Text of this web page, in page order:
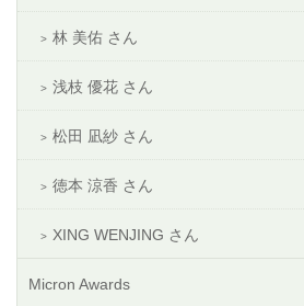
林 美佑 さん
浅枝 優花 さん
松田 凪紗 さん
徳本 涼香 さん
XING WENJING さん
Micron Awards